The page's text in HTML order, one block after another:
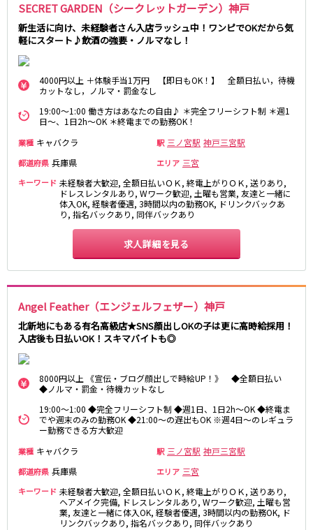
SECRET GARDEN（シークレットガーデン）神戸
新生活に向け、未経験者さん入店ラッシュ中！ワンピでOKだから気
軽にスタート♪飲酒の強要・ノルマなし！
4000円以上 ＋体験手当1万円 【即日もOK！】 全額日払い，待機
カットなし，ノルマ・罰金なし
19:00～1:00 働き方はあなたの自由♪ ＊完全フリーシフト制 ＊週1
日～、1日2h～OK ＊終電までの勤務OK！
業種 キャバクラ 駅 三ノ宮駅 神戸三宮駅
都道府県 兵庫県 エリア 三宮
キーワード 未経験者大歓迎, 全額日払いＯＫ, 終電上がりＯＫ, 送りあり,
ドレスレンタルあり, Wワーク歓迎, 土曜も営業, 友達と一緒に
体入OK, 経験者優遇, 3時間以内の勤務OK, ドリンクバックあ
り, 指名バックあり, 同伴バックあり
求人詳細を見る
Angel Feather（エンジェルフェザー）神戸
北新地にもある有名高級店★SNS顔出しOKの子は更に高時給採用！
入店後も日払いOK！スキマバイトも◎
8000円以上 《宣伝・ブログ顔出しで時給UP！》 ◆全額日払い
◆ノルマ・罰金・待機カットなし
19:00～1:00 ◆完全フリーシフト制 ◆週1日、1日2h～OK ◆終電ま
でや週末のみの勤務OK ◆21:00～の遅出もOK ※週4日～のレギュラ
ー勤務できる方大歓迎
業種 キャバクラ 駅 三ノ宮駅 神戸三宮駅
都道府県 兵庫県 エリア 三宮
キーワード 未経験者大歓迎, 全額日払いＯＫ, 終電上がりＯＫ, 送りあり,
ヘアメイク完備, ドレスレンタルあり, Wワーク歓迎, 土曜も営
業, 友達と一緒に体入OK, 経験者優遇, 3時間以内の勤務OK, ド
リンクバックあり, 指名バックあり, 同伴バックあり
JR草津線
草津駅
京阪中之島線
阪急伊丹線
塚口駅
近江鉄道本線
ひこね芹川駅 八日市駅
Osaka Metro中央線
近鉄橿原線
大和八木駅 八木西口駅
近江鉄道八日市線
京福電鉄嵐山本線
四条大宮駅
JR北陸本線(米原～富山)
長浜駅